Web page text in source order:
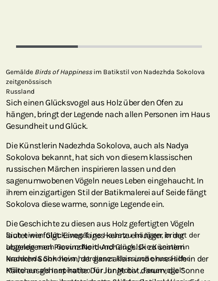
Gemälde Birds of Happinessim Batikstil von Nadezhda Sokolova
zeitgenössisch
Russland
Sich einen Glücksvogel aus Holz über den Ofen zu
hängen, bringt der Legende nach allen Personen im Haus
Gesundheit und Glück.
Die Künstlerin Nadezhda Sokolova, auch als Nadya
Sokolova bekannt, hat sich von diesem klassischen
russischen Märchen inspirieren lassen und den
sagenumwobenen Vögeln neues Leben eingehaucht. In
ihrem einzigartigen Stil der Batikmalerei auf Seide fängt
Sokolova diese warme, sonnige Legende ein.
Die Geschichte zu diesen aus Holz gefertigten Vögeln
lautet wie folgt: Eines Tages kehrte ein Jäger in der
abgelegenen Provinz Nord-Archangelsk zu seinem
kranken Sohn heim, der ganz allein und ohne Hilfe in der
Kälte ausgeharrt hatte. Der Junge bat darum, die Sonne
Sich einen Glücksvogel ins Haus zu hängen, bringt der
Legende nach Gesundheit und Glück. Die Künstlerin
Nadezhda Sokolova hat dieses klassische russische
Märchen als Inspiration für ihr Motiv „Feuervogel“